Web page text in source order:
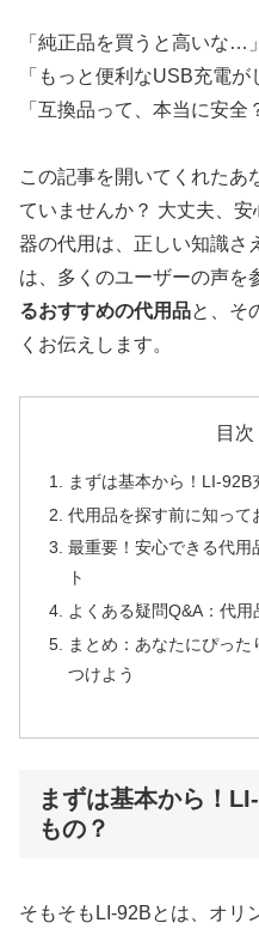
「純正品を買うと高いな…」
「もっと便利なUSB充電が
「互換品って、本当に安全
この記事を開いてくれたあ
ていませんか？ 大丈夫、
器の代用は、正しい知識さ
は、多くのユーザーの声を
るおすすめの代用品と、そ
くお伝えします。
目次
まずは基本から！LI-92B
代用品を探す前に知って
最重要！安心できる代用
ト
よくある疑問Q&A：代
まとめ：あなたにぴっ
つけよう
まずは基本から！
もの？
そもそもLI-92Bとは、オリ